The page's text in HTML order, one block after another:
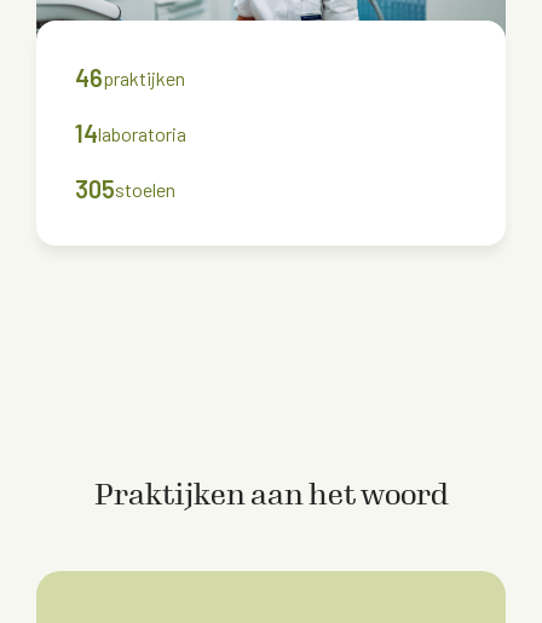
46praktijken
14laboratoria
305stoelen
Praktijken aan het woord